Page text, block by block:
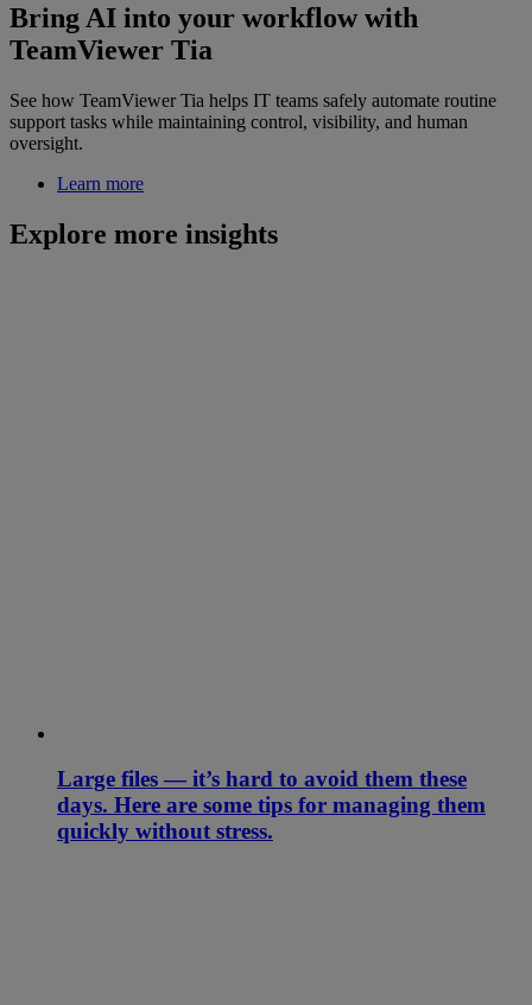
Bring AI into your workflow with
TeamViewer Tia
See how TeamViewer Tia helps IT teams safely automate routine
support tasks while maintaining control, visibility, and human
oversight.
Learn more
Explore more insights
Large files — it’s hard to avoid them these
days. Here are some tips for managing them
quickly without stress.